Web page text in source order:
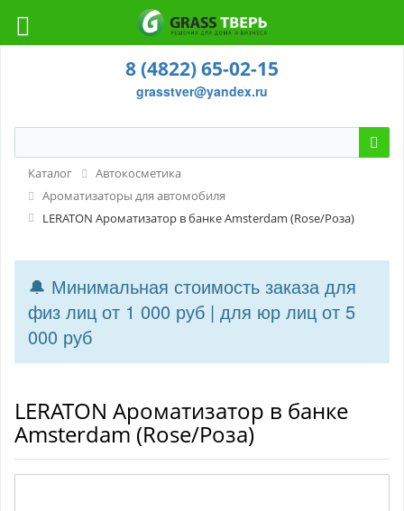
8 (4822) 65-02-15
grasstver@yandex.ru
Каталог
Автокосметика
Ароматизаторы для автомобиля
LERATON Ароматизатор в банке Amsterdam (Rose/Роза)
🔔 Минимальная стоимость заказа для
физ лиц от 1 000 руб | для юр лиц от 5
000 руб
LERATON Ароматизатор в банке
Amsterdam (Rose/Роза)